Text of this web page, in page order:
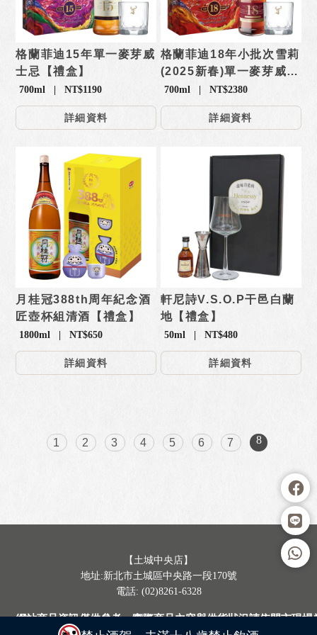
格蘭菲迪15年單一麥芽威
士忌【禮盒】
700ml | NT$1190
詳細資料
格蘭菲迪18年小批次雪莉
(2025新春)單一麥芽威士
忌【禮盒】
700ml | NT$2380
詳細資料
月桂冠388th周年紀念酒
匠壺杯組清酒【禮盒】
1800ml | NT$650
詳細資料
軒尼詩V.S.O.P干邑白蘭
地【禮盒】
50ml | NT$480
詳細資料
1 2 3 4 5 6 7 8
【土城中央店】
地址:新北市土城區中央路一段170號
電話: (02)8261-6328
網站商品資訊僅供參考，實際商品內容與供貨狀況請依門市現場